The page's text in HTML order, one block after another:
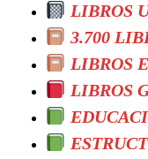
LIBROS
3.700
LIBROS
LIBROS